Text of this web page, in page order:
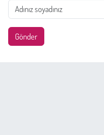
Gönder